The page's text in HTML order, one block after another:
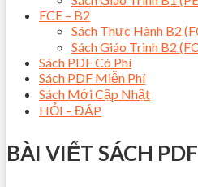
FCE – B2
Sách Thực Hành B2
Sách Giáo Trình B2
Sách PDF Có Phí
Sách PDF Miễn Phí
Sách Mới Cập Nhật
HỎI – ĐÁP
BÀI VIẾT SÁCH